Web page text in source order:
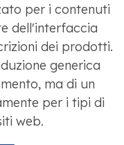
per i contenuti
dell'interfaccia
dei prodotti.
generica
ma di un
per i tipi di
web.